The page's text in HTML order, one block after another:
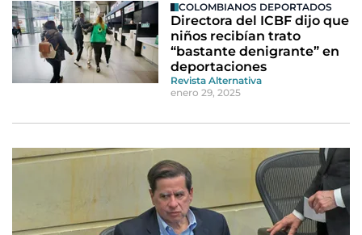
COLOMBIANOS DEPORTADOS
Directora del ICBF dijo que
niños recibían trato
“bastante denigrante” en
deportaciones
Revista Alternativa
enero 29, 2025